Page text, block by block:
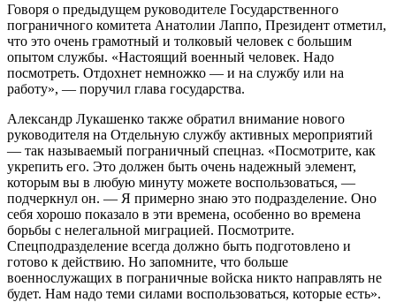
Говоря о предыдущем руководителе Государственного
пограничного комитета Анатолии Лаппо, Президент отметил,
что это очень грамотный и толковый человек с большим
опытом службы. «Настоящий военный человек. Надо
посмотреть. Отдохнет немножко — и на службу или на
работу», — поручил глава государства.
Александр Лукашенко также обратил внимание нового
руководителя на Отдельную службу активных мероприятий
— так называемый пограничный спецназ. «Посмотрите, как
укрепить его. Это должен быть очень надежный элемент,
которым вы в любую минуту можете воспользоваться, —
подчеркнул он. — Я примерно знаю это подразделение. Оно
себя хорошо показало в эти времена, особенно во времена
борьбы с нелегальной миграцией. Посмотрите.
Спецподразделение всегда должно быть подготовлено и
готово к действию. Но запомните, что больше
военнослужащих в пограничные войска никто направлять не
будет. Нам надо теми силами воспользоваться, которые есть».